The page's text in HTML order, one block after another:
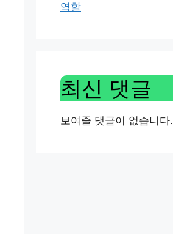
역할
최신 댓글
보여줄 댓글이 없습니다.